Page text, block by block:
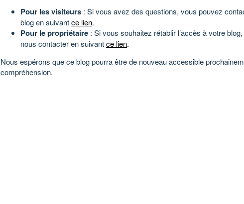
Pour les visiteurs : Si vous avez des questions, vous pouvez
blog en suivantce lien.
Pour le propriétaire : Si vous souhaitez rétablir l’accès à votre
nous contacter en suivantce lien.
Nous espérons que ce blog pourra être de nouveau accessible
compréhension.